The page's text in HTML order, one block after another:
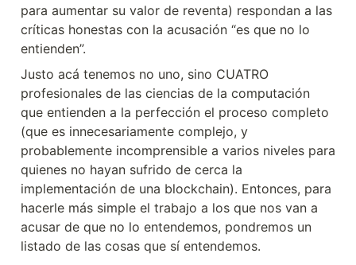
para aumentar su valor de reventa) respondan a las
críticas honestas con la acusación “es que no lo
entienden”.
Justo acá tenemos no uno, sino CUATRO
profesionales de las ciencias de la computación
que entienden a la perfección el proceso completo
(que es innecesariamente complejo, y
probablemente incomprensible a varios niveles para
quienes no hayan sufrido de cerca la
implementación de una blockchain). Entonces, para
hacerle más simple el trabajo a los que nos van a
acusar de que no lo entendemos, pondremos un
listado de las cosas que sí entendemos.